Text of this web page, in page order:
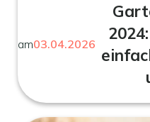
am03.04.2026